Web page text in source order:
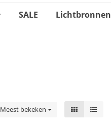
SALE Lichtbronnen
Meest bekeken